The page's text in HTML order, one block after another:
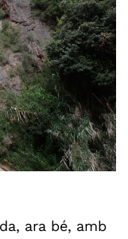
ara bé, amb